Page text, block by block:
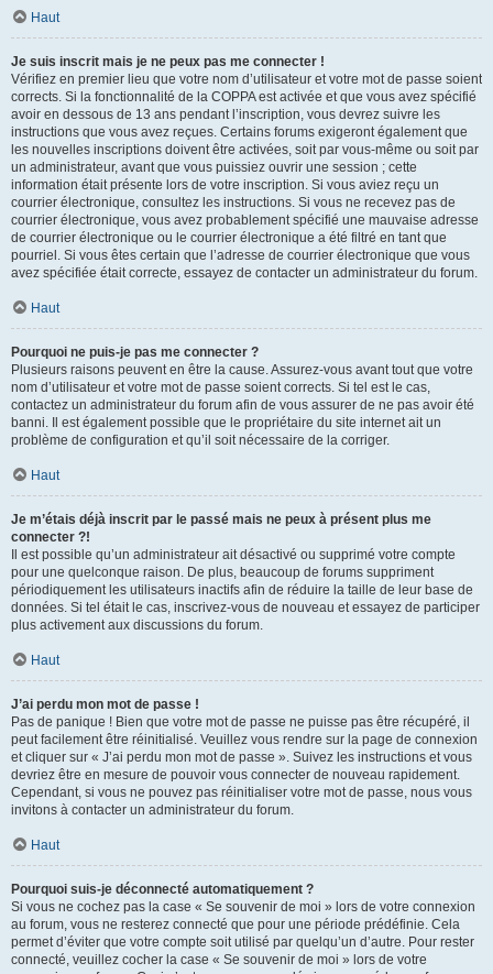
Haut
Je suis inscrit mais je ne peux pas me connecter !
Vérifiez en premier lieu que votre nom d’utilisateur et votre mot de passe soient
corrects. Si la fonctionnalité de la COPPA est activée et que vous avez spécifié
avoir en dessous de 13 ans pendant l’inscription, vous devrez suivre les
instructions que vous avez reçues. Certains forums exigeront également que
les nouvelles inscriptions doivent être activées, soit par vous-même ou soit par
un administrateur, avant que vous puissiez ouvrir une session ; cette
information était présente lors de votre inscription. Si vous aviez reçu un
courrier électronique, consultez les instructions. Si vous ne recevez pas de
courrier électronique, vous avez probablement spécifié une mauvaise adresse
de courrier électronique ou le courrier électronique a été filtré en tant que
pourriel. Si vous êtes certain que l’adresse de courrier électronique que vous
avez spécifiée était correcte, essayez de contacter un administrateur du forum.
Haut
Pourquoi ne puis-je pas me connecter ?
Plusieurs raisons peuvent en être la cause. Assurez-vous avant tout que votre
nom d’utilisateur et votre mot de passe soient corrects. Si tel est le cas,
contactez un administrateur du forum afin de vous assurer de ne pas avoir été
banni. Il est également possible que le propriétaire du site internet ait un
problème de configuration et qu’il soit nécessaire de la corriger.
Haut
Je m’étais déjà inscrit par le passé mais ne peux à présent plus me
connecter ?!
Il est possible qu’un administrateur ait désactivé ou supprimé votre compte
pour une quelconque raison. De plus, beaucoup de forums suppriment
périodiquement les utilisateurs inactifs afin de réduire la taille de leur base de
données. Si tel était le cas, inscrivez-vous de nouveau et essayez de participer
plus activement aux discussions du forum.
Haut
J’ai perdu mon mot de passe !
Pas de panique ! Bien que votre mot de passe ne puisse pas être récupéré, il
peut facilement être réinitialisé. Veuillez vous rendre sur la page de connexion
et cliquer sur « J’ai perdu mon mot de passe ». Suivez les instructions et vous
devriez être en mesure de pouvoir vous connecter de nouveau rapidement.
Cependant, si vous ne pouvez pas réinitialiser votre mot de passe, nous vous
invitons à contacter un administrateur du forum.
Haut
Pourquoi suis-je déconnecté automatiquement ?
Si vous ne cochez pas la case « Se souvenir de moi » lors de votre connexion
au forum, vous ne resterez connecté que pour une période prédéfinie. Cela
permet d’éviter que votre compte soit utilisé par quelqu’un d’autre. Pour rester
connecté, veuillez cocher la case « Se souvenir de moi » lors de votre